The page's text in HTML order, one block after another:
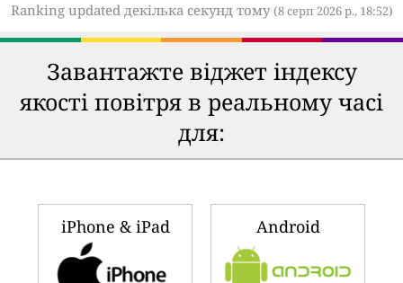
Ranking updated декілька секунд тому(8 серп 2026 р., 18:52)
Завантажте віджет індексу
якості повітря в реальному часі
для:
iPhone & iPad Android